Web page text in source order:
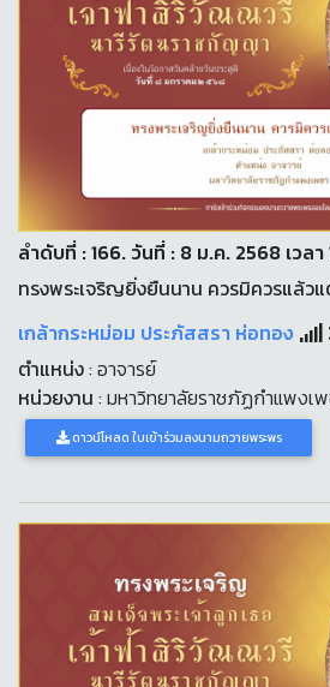
ลำดับที่ : 166. วันที่ : 8 ม.ค. 2568 เวลา
ทรงพระเจริญยิ่งยืนนาน ควรมิควรแล้วแ
เกล้ากระหม่อม ประภัสสรา ห่อทอง
ตำแหน่ง: อาจารย์
หน่วยงาน : มหาวิทยาลัยราชภัฏกำแพงเ
ดาวน์โหลด ใบเข้าร่วมลงนามถวายพระพร